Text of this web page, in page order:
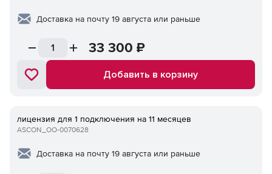
Доставка на почту 19 августа или раньше
33 300 ₽
Добавить в корзину
лицензия для 1 подключения на 11 месяцев
ASCON_ОО-0070628
Доставка на почту 19 августа или раньше